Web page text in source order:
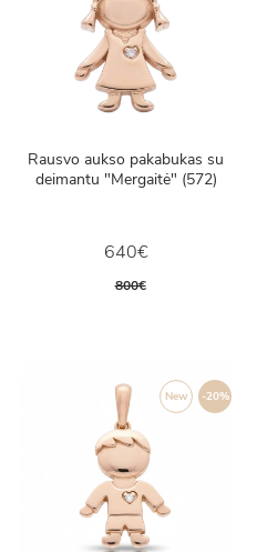
Rausvo aukso pakabukas su
deimantu "Mergaitė" (572)
640€
800€
-20%
New